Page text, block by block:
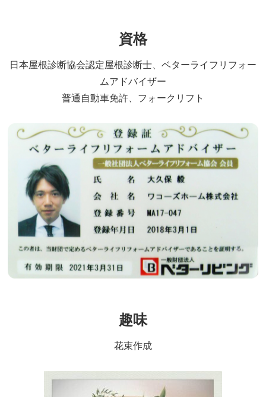
資格
日本屋根診断協会認定屋根診断士、ベターライフリフォー
ムアドバイザー
普通自動車免許、フォークリフト
趣味
花束作成